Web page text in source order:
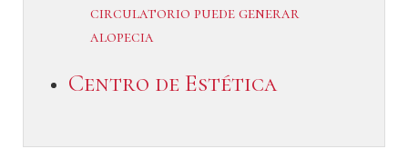
circulatorio puede generar
alopecia
Centro de Estética